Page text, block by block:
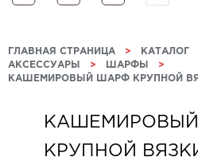
ГЛАВНАЯ СТРАНИЦА > КАТАЛОГ
АКСЕССУАРЫ > ШАРФЫ >
КАШЕМИРОВЫЙ ШАРФ КРУПНОЙ
КРУПНОЙ